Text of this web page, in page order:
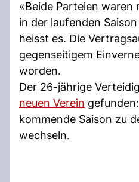
«Beide Parteien
in der laufenden
heisst es. Die
gegenseitigem
worden.
Der 26-jährige
neuen Verein
kommende Saison zu
wechseln.